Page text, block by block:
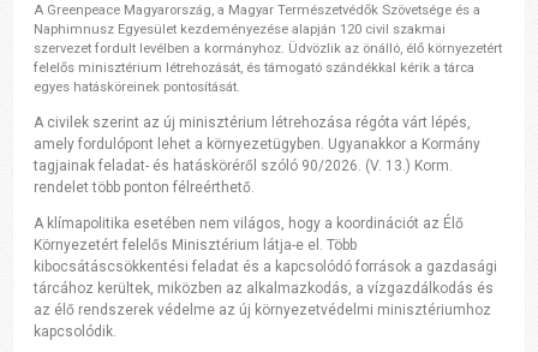
A Greenpeace Magyarország, a Magyar Természetvédők Szövetsége és a
Naphimnusz Egyesület kezdeményezése alapján 120 civil szakmai
szervezet fordult levélben a kormányhoz. Üdvözlik az önálló, élő környezetért
felelős minisztérium létrehozását, és támogató szándékkal kérik a tárca
egyes hatásköreinek pontosítását.
A civilek szerint az új minisztérium létrehozása régóta várt lépés,
amely fordulópont lehet a környezetügyben. Ugyanakkor a Kormány
tagjainak feladat- és hatásköréről szóló 90/2026. (V. 13.) Korm.
rendelet több ponton félreérthető.
A klímapolitika esetében nem világos, hogy a koordinációt az Élő
Környezetért felelős Minisztérium látja-e el. Több
kibocsátáscsökkentési feladat és a kapcsolódó források a gazdasági
tárcához kerültek, miközben az alkalmazkodás, a vízgazdálkodás és
az élő rendszerek védelme az új környezetvédelmi minisztériumhoz
kapcsolódik.